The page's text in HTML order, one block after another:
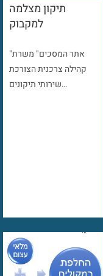
תיקון מצלמה
למקבוק
"אתר המסכים" משרת
קהילה צרכנית הצורכת
שירותי תיקונים…